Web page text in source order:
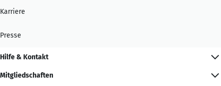
Karriere
Presse
Hilfe & Kontakt
Mitgliedschaften